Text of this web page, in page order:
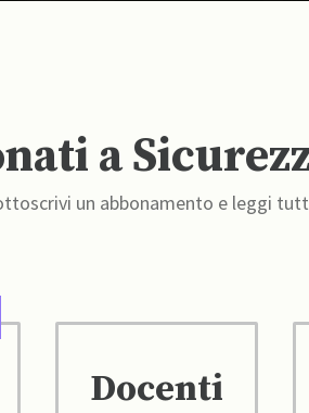
a
un abbonamento e leggi
Docenti